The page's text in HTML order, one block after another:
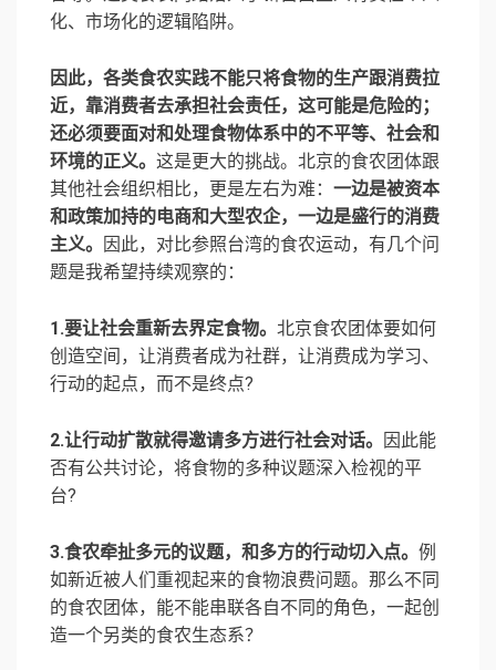
化、市场化的逻辑陷阱。
因此，各类食农实践不能只将食物的生产跟消费拉
近，靠消费者去承担社会责任，这可能是危险的；
还必须要面对和处理食物体系中的不平等、社会和
环境的正义。 这是更大的挑战。北京的食农团体跟
其他社会组织相比，更是左右为难： 一边是被资本
和政策加持的电商和大型农企，一边是盛行的消费
主义。
因此，对比参照台湾的食农运动，有几个问
题是我希望持续观察的：
1.要让社会重新去界定食物。 北京食农团体要如何
创造空间，让消费者成为社群，让消费成为学习、
行动的起点，而不是终点?
2.让行动扩散就得邀请多方进行社会对话。
因此能
否有公共讨论，将食物的多种议题深入检视的平
台?
3.食农牵扯多元的议题，和多方的行动切入点。 例
如新近被人们重视起来的食物浪费问题。那么不同
的食农团体，能不能串联各自不同的角色，一起创
造一个另类的食农生态系？